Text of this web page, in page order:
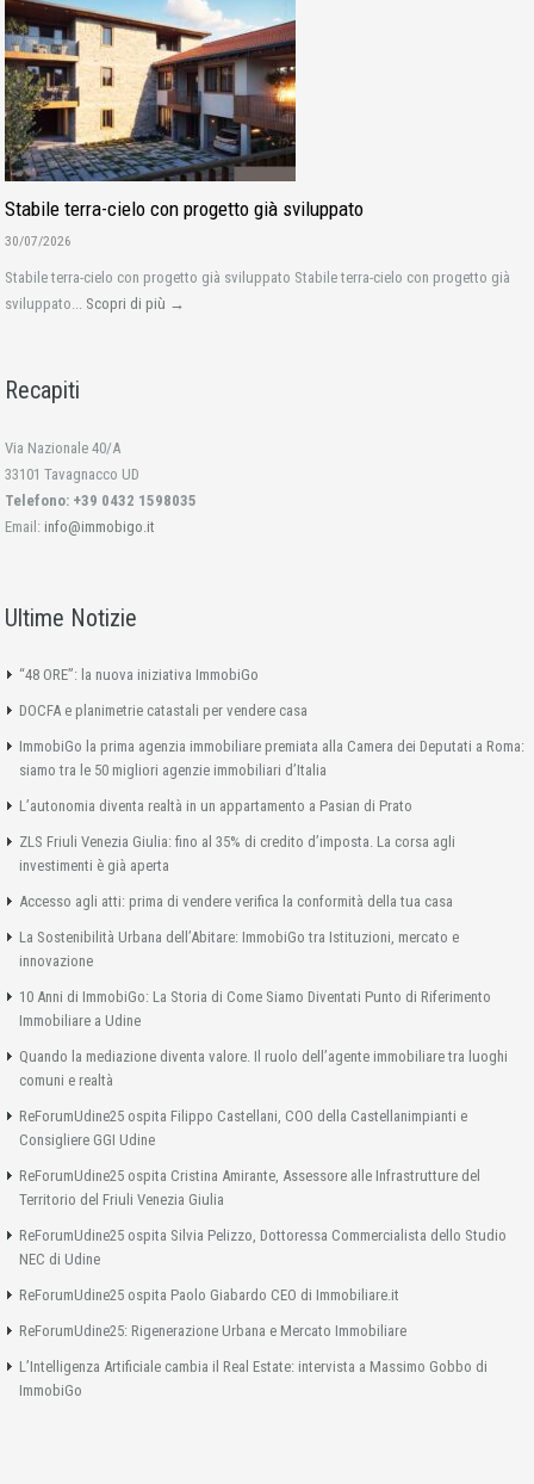
Stabile terra-cielo con progetto già sviluppato
30/07/2026
Stabile terra-cielo con progetto già sviluppato Stabile terra-cielo con progetto già
sviluppato... Scopri di più →
Recapiti
Via Nazionale 40/A
33101 Tavagnacco UD
Telefono: +39 0432 1598035
Email: info@immobigo.it
Ultime Notizie
“48 ORE”: la nuova iniziativa ImmobiGo
DOCFA e planimetrie catastali per vendere casa
ImmobiGo la prima agenzia immobiliare premiata alla Camera dei Deputati a Roma:
siamo tra le 50 migliori agenzie immobiliari d’Italia
L’autonomia diventa realtà in un appartamento a Pasian di Prato
ZLS Friuli Venezia Giulia: fino al 35% di credito d’imposta. La corsa agli
investimenti è già aperta
Accesso agli atti: prima di vendere verifica la conformità della tua casa
La Sostenibilità Urbana dell’Abitare: ImmobiGo tra Istituzioni, mercato e
innovazione
10 Anni di ImmobiGo: La Storia di Come Siamo Diventati Punto di Riferimento
Immobiliare a Udine
Quando la mediazione diventa valore. Il ruolo dell’agente immobiliare tra luoghi
comuni e realtà
ReForumUdine25 ospita Filippo Castellani, COO della Castellanimpianti e
Consigliere GGI Udine
ReForumUdine25 ospita Cristina Amirante, Assessore alle Infrastrutture del
Territorio del Friuli Venezia Giulia
ReForumUdine25 ospita Silvia Pelizzo, Dottoressa Commercialista dello Studio
NEC di Udine
ReForumUdine25 ospita Paolo Giabardo CEO di Immobiliare.it
ReForumUdine25: Rigenerazione Urbana e Mercato Immobiliare
L’Intelligenza Artificiale cambia il Real Estate: intervista a Massimo Gobbo di
ImmobiGo